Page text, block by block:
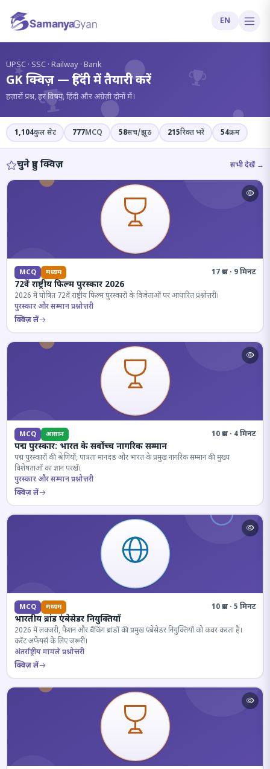
EN
?
UPSC · SSC · Railway · Bank
GK क्विज़ — हिंदी में तैयारी करें
हज़ारों प्रश्न, हर विषय, हिंदी और अंग्रेज़ी दोनों में।
1,104कुल सेट 777MCQ 58सच/झूठ 215रिक्त भरें 54क्रम
चुने हुए क्विज़ सभी देखें →
MCQ मध्यम 17 प्रश्न · 9 मिनट
72वें राष्ट्रीय फिल्म पुरस्कार 2026
2026 में घोषित 72वें राष्ट्रीय फिल्म पुरस्कारों के विजेताओं पर आधारित प्रश्नोत्तरी।
पुरस्कार और सम्मान प्रश्नोत्तरी
क्विज़ लें
MCQ आसान 10 प्रश्न · 4 मिनट
पद्म पुरस्कार: भारत के सर्वोच्च नागरिक सम्मान
पद्म पुरस्कारों की श्रेणियों, पात्रता मानदंड और भारत के प्रमुख नागरिक सम्मान की मुख्य
विशेषताओं का ज्ञान परखें।
पुरस्कार और सम्मान प्रश्नोत्तरी
क्विज़ लें
MCQ मध्यम 10 प्रश्न · 5 मिनट
भारतीय ब्रांड एंबेसेडर नियुक्तियाँ
2026 में लक्जरी, फैशन और बैंकिंग ब्रांडों की प्रमुख एंबेसेडर नियुक्तियों को कवर करता है।
करेंट अफेयर्स के लिए जरूरी।
अंतर्राष्ट्रीय मामले प्रश्नोत्तरी
क्विज़ लें